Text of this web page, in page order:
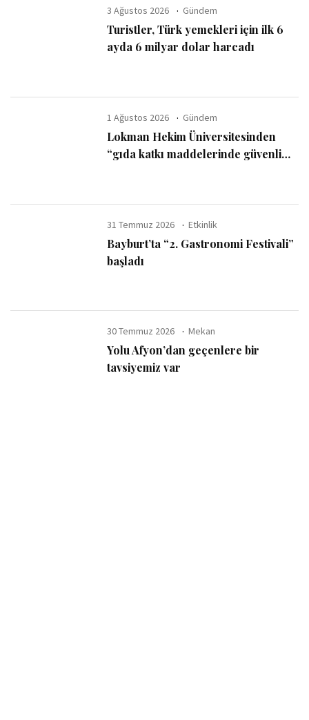
3 Ağustos 2026 Gündem
Turistler, Türk yemekleri için ilk 6
ayda 6 milyar dolar harcadı
1 Ağustos 2026 Gündem
Lokman Hekim Üniversitesinden
“gıda katkı maddelerinde güvenli
31 Temmuz 2026 Etkinlik
Bayburt’ta “2. Gastronomi Festivali”
başladı
30 Temmuz 2026 Mekan
Yolu Afyon’dan geçenlere bir
tavsiyemiz var